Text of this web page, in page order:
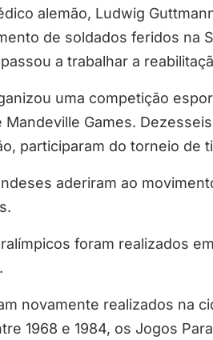
alemão, Ludwig
de soldados feridos na
a trabalhar a
uma competição
Games.
participaram do torneio de
aderiram ao
foram realizados
novamente realizados na
1968 e 1984, os Jogos